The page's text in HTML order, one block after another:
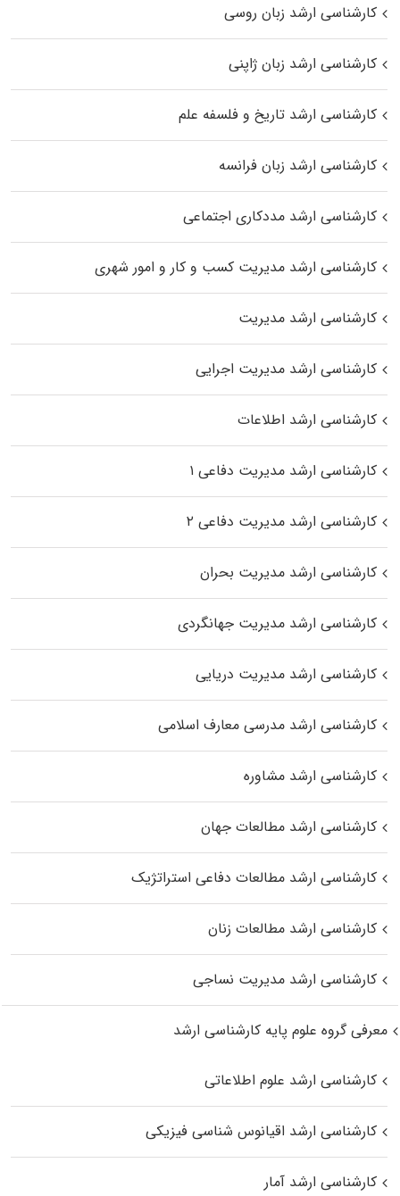
کارشناسی ارشد زبان روسی
کارشناسی ارشد زبان ژاپنی
کارشناسی ارشد تاریخ و فلسفه علم
کارشناسی ارشد زبان فرانسه
کارشناسی ارشد مددکاری اجتماعی
کارشناسی ارشد مدیریت کسب و کار و امور شهری
کارشناسی ارشد مدیریت
کارشناسی ارشد مدیریت اجرایی
کارشناسی ارشد اطلاعات
کارشناسی ارشد مدیریت دفاعی ۱
کارشناسی ارشد مدیریت دفاعی ۲
کارشناسی ارشد مدیریت بحران
کارشناسی ارشد مدیریت جهانگردی
کارشناسی ارشد مدیریت دریایی
کارشناسی ارشد مدرسی معارف اسلامی
کارشناسی ارشد مشاوره
کارشناسی ارشد مطالعات جهان
کارشناسی ارشد مطالعات دفاعی استراتژیک
کارشناسی ارشد مطالعات زنان
کارشناسی ارشد مدیریت نساجی
معرفی گروه علوم پایه کارشناسی ارشد
کارشناسی ارشد علوم اطلاعاتی
کارشناسی ارشد اقیانوس‌ شناسی فیزیکی
کارشناسی ارشد آمار